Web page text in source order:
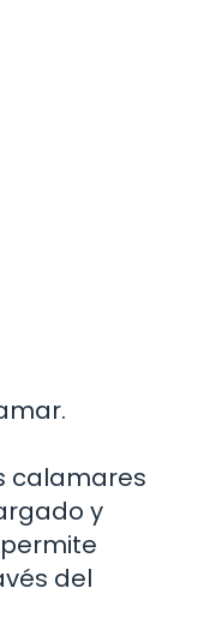
calamares
y
del